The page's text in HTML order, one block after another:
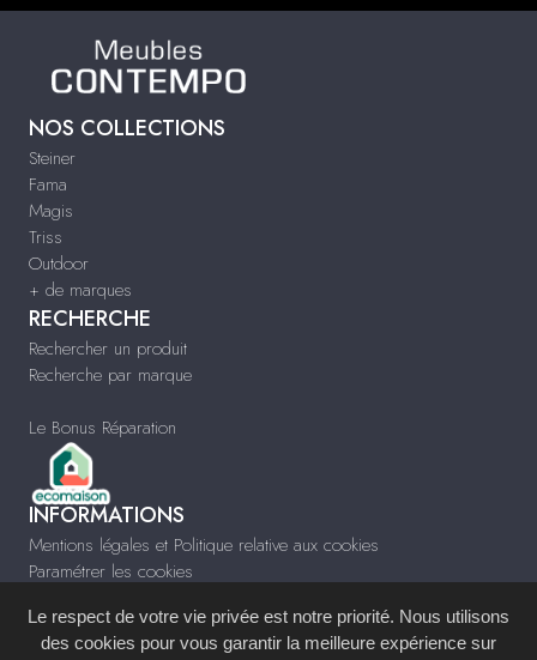
NOS COLLECTIONS
Steiner
Fama
Magis
Triss
Outdoor
+ de marques
RECHERCHE
Rechercher un produit
Recherche par marque
Le Bonus Réparation
INFORMATIONS
Mentions légales et Politique relative aux cookies
Paramétrer les cookies
www.meublescontempo-montpellier.fr
Le respect de votre vie privée est notre priorité. Nous utilisons
des cookies pour vous garantir la meilleure expérience sur